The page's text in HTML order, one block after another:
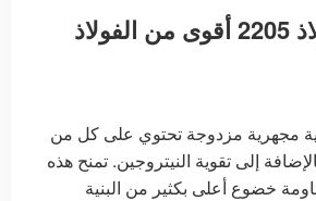
لماذا يعتبر الفولاذ 2205 أقوى من الفولاذ
الفولاذ 2205 ببنية مجهرية مزدوجة تحتوي على كل من
إلى تقوية النيتروجين. تمنح هذه
الفولاذ 2205 مقاومة خضوع أعلى بكثير من البنية